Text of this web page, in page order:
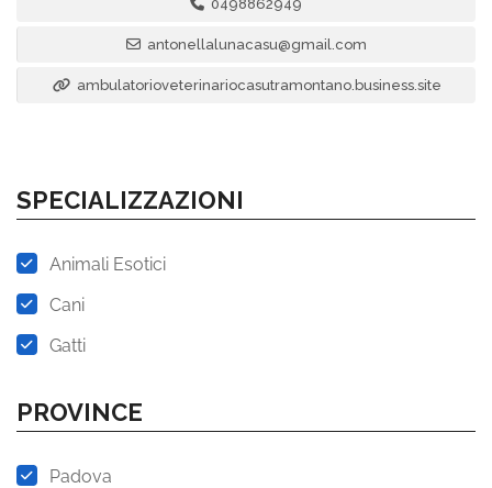
0498862949
antonellalunacasu@gmail.com
ambulatorioveterinariocasutramontano.business.site
SPECIALIZZAZIONI
Animali Esotici
Cani
Gatti
PROVINCE
Padova